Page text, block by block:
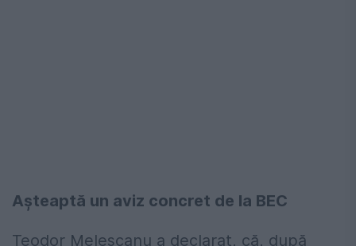
Așteaptă un aviz concret de la BEC
Teodor Meleșcanu a declarat, că, după